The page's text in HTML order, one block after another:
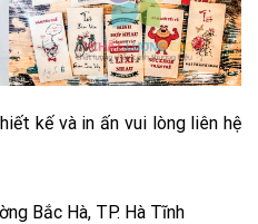
kế và in ấn vui lòng liên hệ
Bắc Hà, TP. Hà Tĩnh